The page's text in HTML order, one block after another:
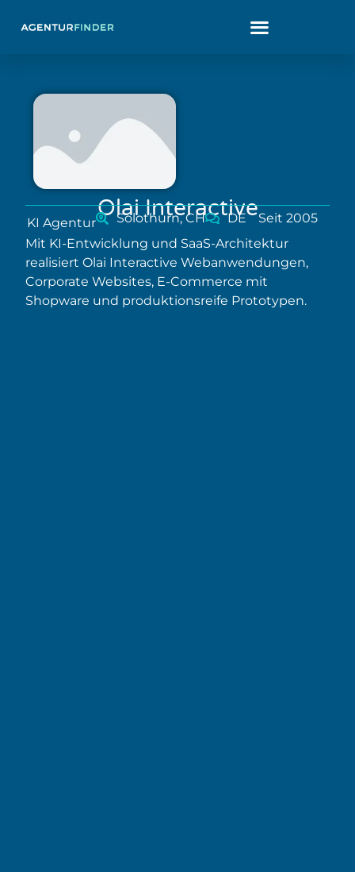
Olai Interactive
KI Agentur Solothurn, CH DE
Seit 2005
Mit KI-Entwicklung und SaaS-Architektur
realisiert Olai Interactive Webanwendungen,
Corporate Websites, E-Commerce mit
Shopware und produktionsreife Prototypen.